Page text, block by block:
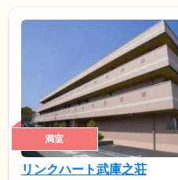
満室
リンクハート武庫之荘